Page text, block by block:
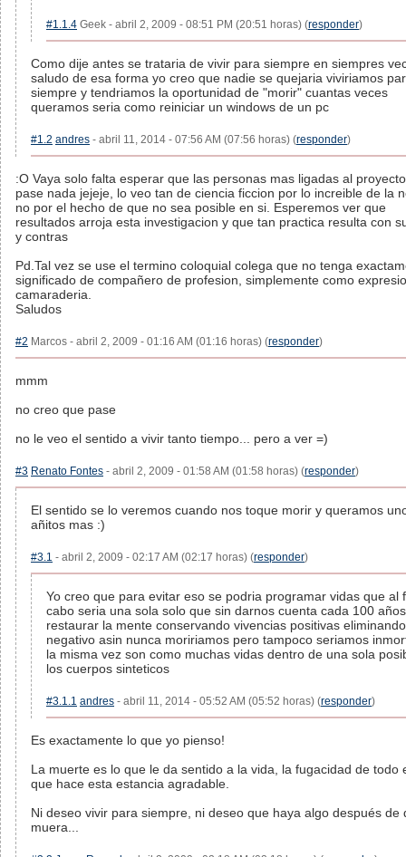
#1.1.4 Geek - abril 2, 2009 - 08:51 PM (20:51 horas) (responder)
Como dije antes se trataria de vivir para siempre en siempres
saludo de esa forma yo creo que nadie se quejaria viviriamos
siempre y tendriamos la oportunidad de "morir" cuantas veces
queramos seria como reiniciar un windows de un pc
#1.2 andres - abril 11, 2014 - 07:56 AM (07:56 horas) (responder)
:O Vaya solo falta esperar que las personas mas ligadas al
pase nada jejeje, lo veo tan de ciencia ficcion por lo increible de la
no por el hecho de que no sea posible en si. Esperemos ver que
resultados arroja esta investigacion y que tan practica resulta con
y contras
Pd.Tal vez se use el termino coloquial colega que no tenga
significado de compañero de profesion, simplemente como
camaraderia.
Saludos
#2 Marcos - abril 2, 2009 - 01:16 AM (01:16 horas) (responder)
mmm
no creo que pase
no le veo el sentido a vivir tanto tiempo... pero a ver =)
#3 Renato Fontes - abril 2, 2009 - 01:58 AM (01:58 horas) (responder)
El sentido se lo veremos cuando nos toque morir y queramos
añitos mas :)
#3.1 - abril 2, 2009 - 02:17 AM (02:17 horas) (responder)
Yo creo que para evitar eso se podria programar vidas que al
cabo seria una sola solo que sin darnos cuenta cada 100 años
restaurar la mente conservando vivencias positivas
negativo asin nunca moririamos pero tampoco seriamos
la misma vez son como muchas vidas dentro de una sola
los cuerpos sinteticos
#3.1.1 andres - abril 11, 2014 - 05:52 AM (05:52 horas) (responder)
Es exactamente lo que yo pienso!
La muerte es lo que le da sentido a la vida, la fugacidad de todo
que hace esta estancia agradable.
Ni deseo vivir para siempre, ni deseo que haya algo después de
muera...